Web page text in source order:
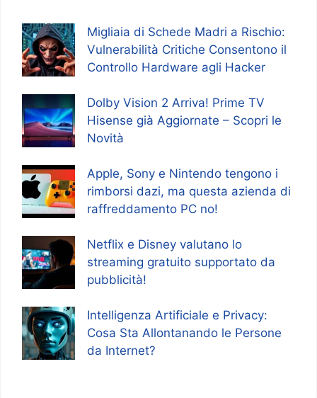
Migliaia di Schede Madri a Rischio:
Vulnerabilità Critiche Consentono il
Controllo Hardware agli Hacker
Dolby Vision 2 Arriva! Prime TV
Hisense già Aggiornate – Scopri le
Novità
Apple, Sony e Nintendo tengono i
rimborsi dazi, ma questa azienda di
raffreddamento PC no!
Netflix e Disney valutano lo
streaming gratuito supportato da
pubblicità!
Intelligenza Artificiale e Privacy:
Cosa Sta Allontanando le Persone
da Internet?